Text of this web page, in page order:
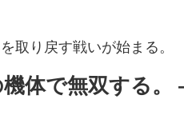
り戻す戦いが始まる。
体で無双する。